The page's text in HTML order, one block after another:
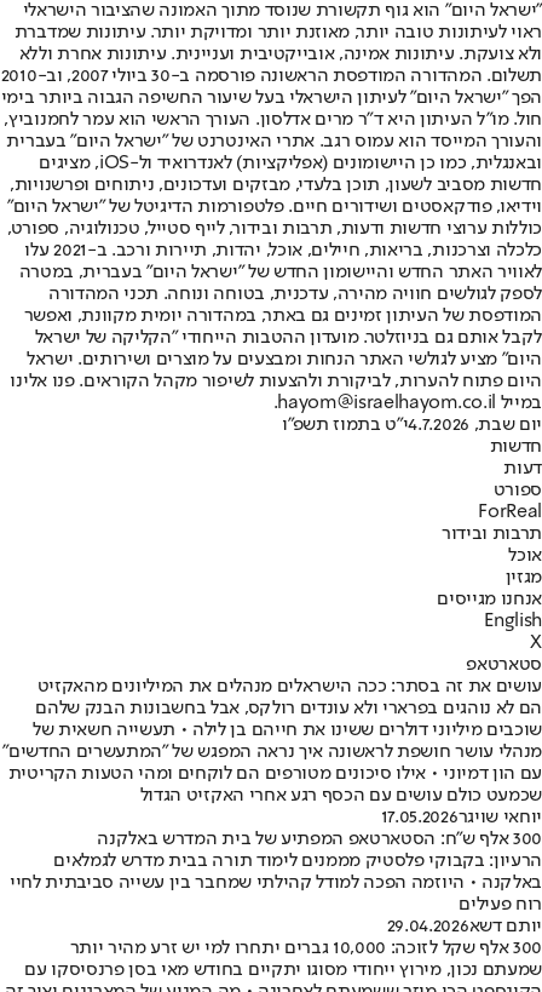
"ישראל היום" הוא גוף תקשורת שנוסד מתוך האמונה שהציבור הישראלי
ראוי לעיתונות טובה יותר, מאוזנת יותר ומדויקת יותר. עיתונות שמדברת
ולא צועקת. עיתונות אמינה, אובייקטיבית ועניינית. עיתונות אחרת וללא
תשלום. המהדורה המודפסת הראשונה פורסמה ב-30 ביולי 2007, וב-2010
הפך "ישראל היום" לעיתון הישראלי בעל שיעור החשיפה הגבוה ביותר בימי
חול. מו"ל העיתון היא ד"ר מרים אדלסון. העורך הראשי הוא עמר לחמנוביץ,
והעורך המייסד הוא עמוס רגב. אתרי האינטרנט של "ישראל היום" בעברית
ובאנגלית, כמו כן היישומונים (אפליקציות) לאנדרואיד ול-iOS, מציגים
חדשות מסביב לשעון, תוכן בלעדי, מבזקים ועדכונים, ניתוחים ופרשנויות,
וידיאו, פודקאסטים ושידורים חיים. פלטפורמות הדיגיטל של "ישראל היום"
כוללות ערוצי חדשות ודעות, תרבות ובידור, לייף סטייל, טכנולוגיה, ספורט,
כלכלה וצרכנות, בריאות, חיילים, אוכל, יהדות, תיירות ורכב. ב-2021 עלו
לאוויר האתר החדש והיישומון החדש של "ישראל היום" בעברית, במטרה
לספק לגולשים חוויה מהירה, עדכנית, בטוחה ונוחה. תכני המהדורה
המודפסת של העיתון זמינים גם באתר, במהדורה יומית מקוונת, ואפשר
לקבל אותם גם בניוזלטר. מועדון ההטבות הייחודי "הקליקה של ישראל
היום" מציע לגולשי האתר הנחות ומבצעים על מוצרים ושירותים. ישראל
היום פתוח להערות, לביקורת ולהצעות לשיפור מקהל הקוראים. פנו אלינו
במייל hayom@israelhayom.co.il.
יום שבת, 4.7.2026
י"ט בתמוז תשפ"ו
חדשות
דעות
ספורט
ForReal
תרבות ובידור
אוכל
מגזין
אנחנו מגייסים
English
X
סטארטאפ
עושים את זה בסתר: ככה הישראלים מנהלים את המיליונים מהאקזיט
הם לא נוהגים בפרארי ולא עונדים רולקס, אבל בחשבונות הבנק שלהם
שוכבים מיליוני דולרים ששינו את חייהם בן לילה • תעשייה חשאית של
מנהלי עושר חושפת לראשונה איך נראה המפגש של "המתעשרים החדשים"
עם הון דמיוני • אילו סיכונים מטורפים הם לוקחים ומהי הטעות הקריטית
שכמעט כולם עושים עם הכסף רגע אחרי האקזיט הגדול
יוחאי שויגר17.05.2026
300 אלף ש"ח: הסטארטאפ המפתיע של בית המדרש באלקנה
הרעיון: בקבוקי פלסטיק מממנים לימוד תורה בבית מדרש לגמלאים
באלקנה • היוזמה הפכה למודל קהילתי שמחבר בין עשייה סביבתית לחיי
רוח פעילים
יותם דשא29.04.2026
300 אלף שקל לזוכה: 10,000 גברים יתחרו למי יש זרע מהיר יותר
שמעתם נכון, מירוץ ייחודי מסוגו יתקיים בחודש מאי בסן פרנסיסקו עם